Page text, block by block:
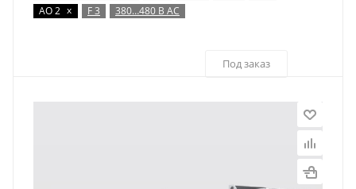
AO 2 x F 3 380…480 В AC
Под заказ